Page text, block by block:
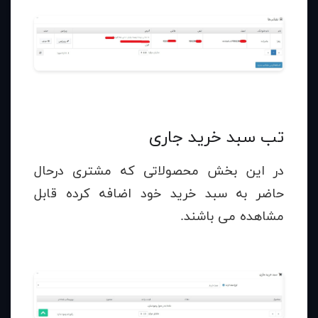
تب سبد خرید جاری
در این بخش محصولاتی که مشتری درحال
حاضر به سبد خرید خود اضافه کرده قابل
مشاهده می باشند.